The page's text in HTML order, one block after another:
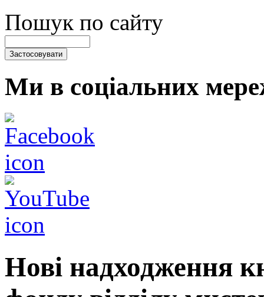
Пошук по сайту
Ми в соціальних
Нові надходження